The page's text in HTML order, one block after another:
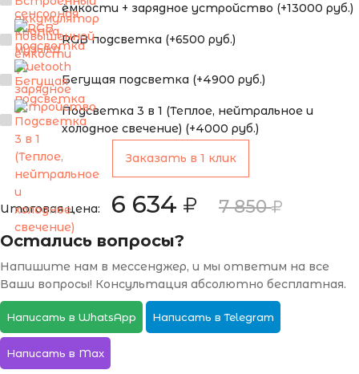
ёмкости + зарядное устройство (+13000 руб.)
RGB подсветка (+6500 руб.)
Бегущая подсветка (+4900 руб.)
Подсветка 3 в 1 (Теплое, нейтральное и
холодное свечение) (+4000 руб.)
Заказать в 1 клик
Итоговая цена: 6 634 7 850
Остались вопросы?
Напишите нам в мессенджер, и мы ответим на все
Ваши вопросы! Консультация абсолютно бесплатная.
Написать в WhatsApp Написать в Telegram
Написать в Max